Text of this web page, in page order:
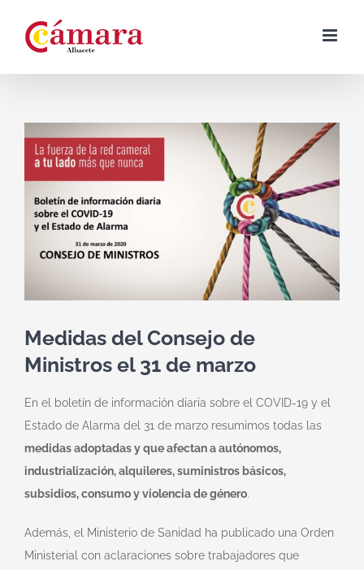
content
Larger
Image
Medidas del Consejo de
Ministros el 31 de marzo
En el boletín de información diaria sobre el COVID-19 y el
Estado de Alarma del 31 de marzo resumimos todas las
medidas adoptadas y que afectan a autónomos,
industrialización, alquileres, suministros básicos,
subsidios, consumo y violencia de género.
Además, el Ministerio de Sanidad ha publicado una Orden
Ministerial con aclaraciones sobre trabajadores que